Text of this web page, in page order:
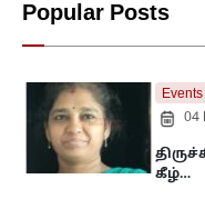
Popular Posts
Events
04
கீழ்…